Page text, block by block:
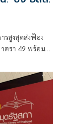
สูงสุดส่งฟ้อง
ตรา 49 พร้อม